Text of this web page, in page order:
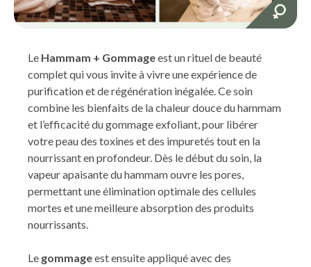
Le Hammam + Gommageest un rituel de beauté
complet qui vous invite à vivre une expérience de
purification et de régénération inégalée. Ce soin
combine les bienfaits de la chaleur douce du hammam
et l’efficacité du gommage exfoliant, pour libérer
votre peau des toxines et des impuretés tout en la
nourrissant en profondeur. Dès le début du soin, la
vapeur apaisante du hammam ouvre les pores,
permettant une élimination optimale des cellules
mortes et une meilleure absorption des produits
nourrissants.
Le gommageest ensuite appliqué avec des